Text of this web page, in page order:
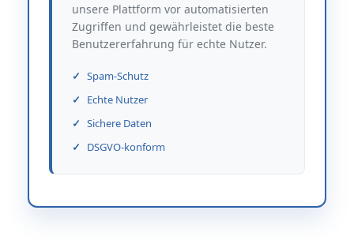
unsere Plattform vor automatisierten
Zugriffen und gewährleistet die beste
Benutzererfahrung für echte Nutzer.
Spam-Schutz
Echte Nutzer
Sichere Daten
DSGVO-konform